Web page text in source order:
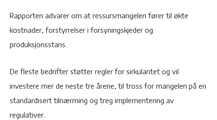
Rapporten advarer om at ressursmangelen fører til økte
kostnader, forstyrrelser i forsyningskjeder og
produksjonsstans.
De fleste bedrifter støtter regler for sirkularitet og vil
investere mer de neste tre årene, til tross for mangelen på en
standardisert tilnærming og treg implementering av
regulativer.